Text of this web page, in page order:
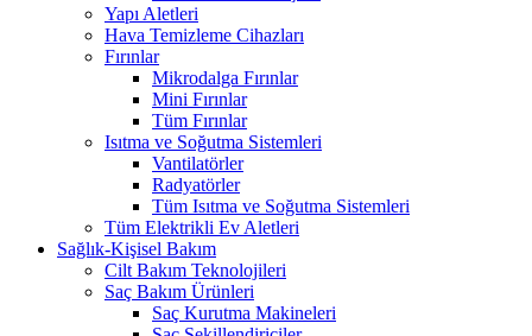
Yapı Aletleri
Hava Temizleme Cihazları
Fırınlar
Mikrodalga Fırınlar
Mini Fırınlar
Tüm Fırınlar
Isıtma ve Soğutma Sistemleri
Vantilatörler
Radyatörler
Tüm Isıtma ve Soğutma Sistemleri
Tüm Elektrikli Ev Aletleri
Sağlık-Kişisel Bakım
Cilt Bakım Teknolojileri
Saç Bakım Ürünleri
Saç Kurutma Makineleri